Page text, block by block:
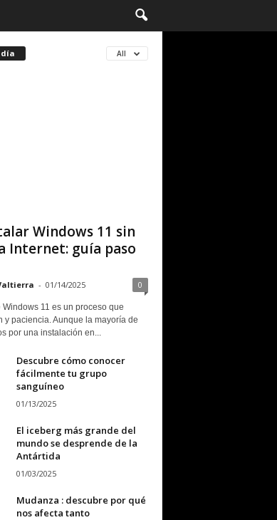
All
Windows 11 sin
Internet: guía paso
- 01/14/2025 0
Windows 11 es un proceso que
y paciencia. Aunque la mayoría de
por una instalación en...
Descubre cómo conocer
fácilmente tu grupo
sanguíneo
01/13/2025
El iceberg más grande del
mundo se desprende de la
Antártida
01/03/2025
Mudanza : descubre por qué
nos afecta tanto